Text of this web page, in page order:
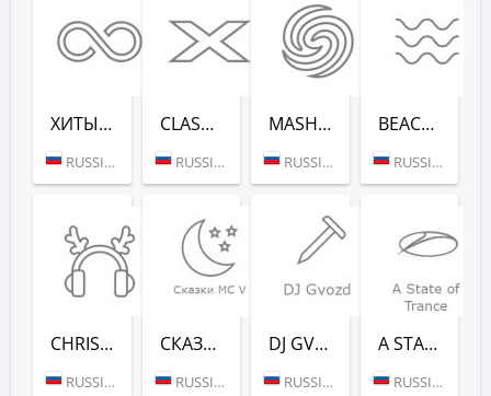
ХИТЫ ВСЕХ ВРЕ­МЕН (RADIO RECORD)
RUSSIA (MOSCOW)
CLASSIX (RADIO RECORD)
RUSSIA (MOSCOW)
MASHUP (РАДИО РЕКОРД)
RUSSIA (MOSCOW)
BEACH PARTY (РАДИО РЕКОРД)
RUSSIA (SAINT PETERSBURG)
CHRISTMAS CHILL (РАДИО РЕКОРД)
RUSSIA (MOSCOW)
СКАЗ­КИ MC V (РАДИО РЕКОРД)
RUSSIA (MOSCOW)
DJ GVOZD - RADIO RECORD
RUSSIA (MOSCOW)
A STATE OF TRANCE - RADIO RECORD
RUSSIA (MOSCOW)